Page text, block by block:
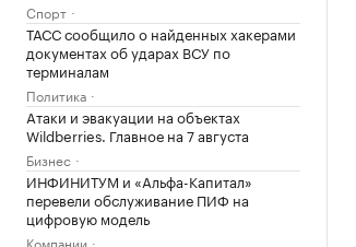
Спорт
ТАСС сообщило о найденных хакерами
документах об ударах ВСУ по
терминалам
Политика
Атаки и эвакуации на объектах
Wildberries. Главное на 7 августа
Бизнес
ИНФИНИТУМ и «Альфа-Капитал»
перевели обслуживание ПИФ на
цифровую модель
Компании